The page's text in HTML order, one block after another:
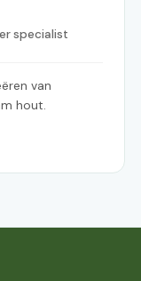
specialist
van
hout.